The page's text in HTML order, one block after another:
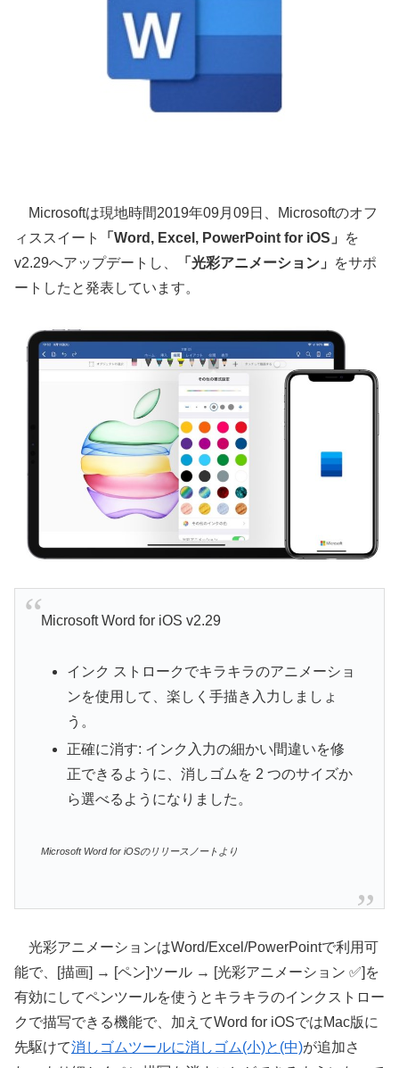
Microsoftは現地時間2019年09月09日、Microsoftのオフ
ィススイート
「Word, Excel, PowerPoint for iOS」
を
v2.29へアップデートし、
「光彩アニメーション」
をサポ
ートしたと発表しています。
Microsoft Word for iOS v2.29
インク ストロークでキラキラのアニメーショ
ンを使用して、楽しく手描き入力しましょ
う。
正確に消す: インク入力の細かい間違いを修
正できるように、消しゴムを 2 つのサイズか
ら選べるようになりました。
Microsoft Word for iOSのリリースノートより
光彩アニメーションはWord/Excel/PowerPointで利用可
能で、[描画] → [ペン]ツール → [光彩アニメーション ✅]を
有効にしてペンツールを使うとキラキラのインクストロー
クで描写できる機能で、加えてWord for iOSではMac版に
先駆けて消しゴムツールに消しゴム(小)と(中)が追加さ